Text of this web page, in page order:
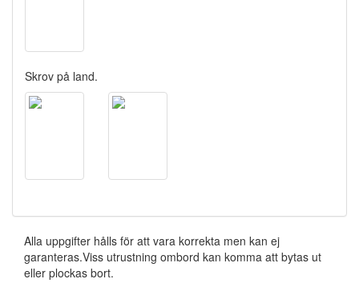
Skrov på land.
Alla uppgifter hålls för att vara korrekta men kan ej
garanteras.Viss utrustning ombord kan komma att bytas ut
eller plockas bort.